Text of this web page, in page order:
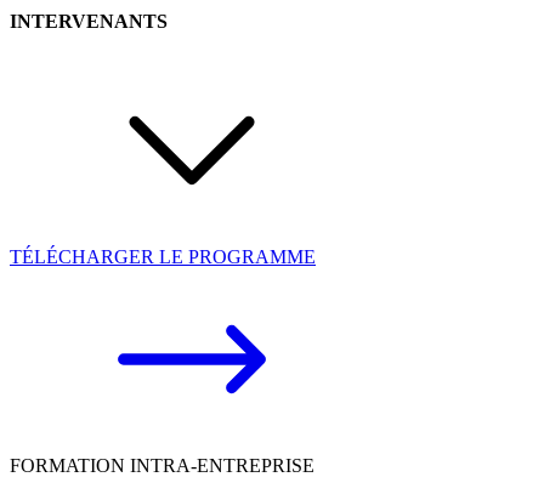
INTERVENANTS
TÉLÉCHARGER LE PROGRAMME
FORMATION INTRA-ENTREPRISE